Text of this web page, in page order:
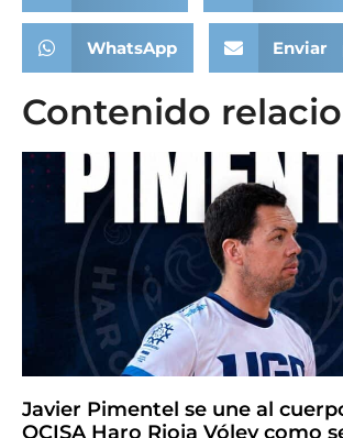
WhatsApp Enviar
Contenido
Javier Pimentel se une al
OCISA Haro Rioja Vóley como